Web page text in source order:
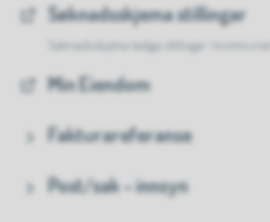
Søknadsskjema stillingar
Søknadsskjema ledige stillingar i kommunen
Min Eiendom
Fakturareferanse
Post/sak - innsyn